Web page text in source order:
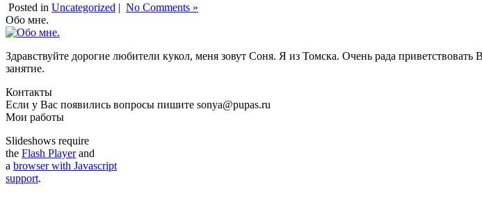
Posted in Uncategorized | No Comments »
Обо мне.
Здравствуйте дорогие любители кукол, меня зовут Соня. Я из Томска. Очень рада
занятие.
Контакты
Если у Вас появились вопросы пишите sonya@pupas.ru
Мои работы
Slideshows require
the Flash Playerand
a browser with Javascript
support.